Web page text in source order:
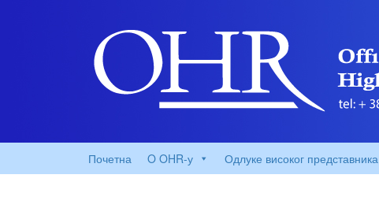
Почетна O OHR-у Одлуке високог представника